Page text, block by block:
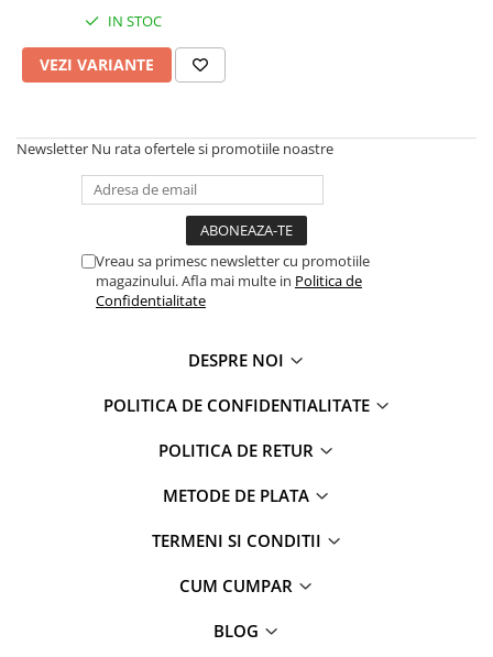
IN STOC
VEZI VARIANTE
Newsletter Nu rata ofertele si promotiile noastre
Vreau sa primesc newsletter cu promotiile
magazinului. Afla mai multe in Politica de
Confidentialitate
DESPRE NOI
POLITICA DE CONFIDENTIALITATE
POLITICA DE RETUR
METODE DE PLATA
TERMENI SI CONDITII
CUM CUMPAR
BLOG